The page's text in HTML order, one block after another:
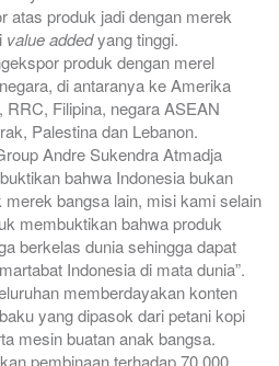
atas produk jadi dengan merek
value addedyang tinggi.
produk dengan merel
di antaranya ke Amerika
Filipina, negara ASEAN
Palestina dan Lebanon.
Andre Sukendra Atmadja
bahwa Indonesia bukan
bangsa lain, misi kami selain
membuktikan bahwa produk
berkelas dunia sehingga dapat
Indonesia di mata dunia”.
memberdayakan konten
yang dipasok dari petani kopi
mesin buatan anak bangsa.
pembinaan terhadap 70.000